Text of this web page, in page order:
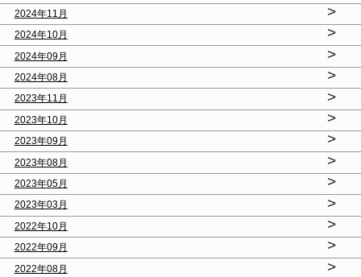
2024年11月 >
2024年10月 >
2024年09月 >
2024年08月 >
2023年11月 >
2023年10月 >
2023年09月 >
2023年08月 >
2023年05月 >
2023年03月 >
2022年10月 >
2022年09月 >
2022年08月 >